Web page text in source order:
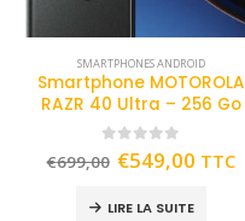
SMARTPHONES ANDROID
Smartphone MOTOROLA
RAZR 40 Ultra – 256 Go
out of 5
€699,00 €549,00 TTC
LIRE LA SUITE